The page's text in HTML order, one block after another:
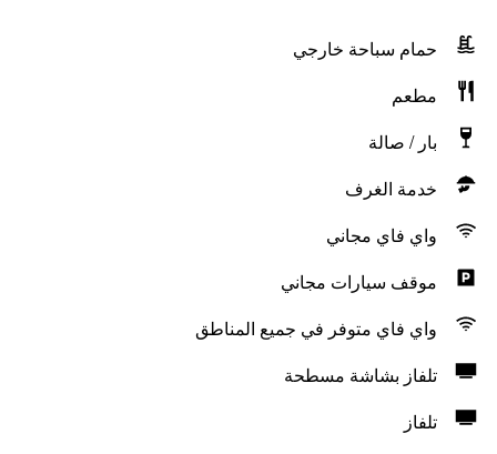
حمام سباحة خارجي
مطعم
بار / صالة
خدمة الغرف
واي فاي مجاني
موقف سيارات مجاني
واي فاي متوفر في جميع المناطق
تلفاز بشاشة مسطحة
تلفاز